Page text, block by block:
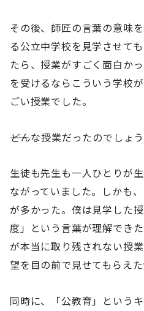
その後、師匠の言葉の意味
る公立中学校を見学させて
たら、授業がすごく面白か
を受けるならこういう学校
ごい授業でした。
――どんな授業だったのでしょう
生徒も先生も一人ひとりが
ながっていました。しかも
が多かった。僕は見学した
度」という言葉が理解でき
が本当に取り残されない授
望を目の前で見せてもらえ
同時に、「公教育」という